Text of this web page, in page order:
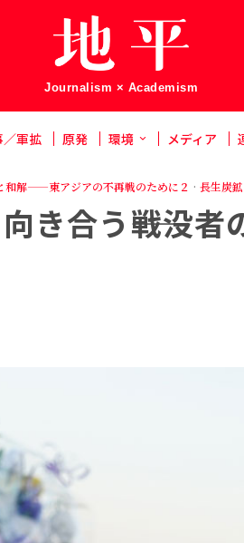
Journalism × Academism
／軍拡 原発 環境 メディア
和解——東アジアの不再戦のために２ · 長生炭鉱
き合う――戦没